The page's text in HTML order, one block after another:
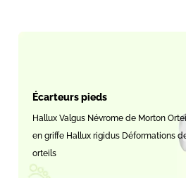
Écarteurs pieds
Hallux Valgus Névrome de Morton
en griffe Hallux rigidus Déformations
orteils